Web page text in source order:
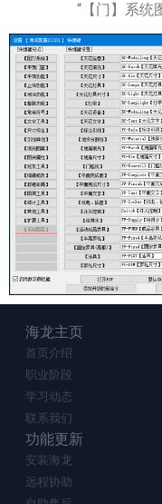
“【门】系统
海龙主页
首页介绍
职业阶段
学习动态
联系我们
功能更新
安装海龙
远程协助